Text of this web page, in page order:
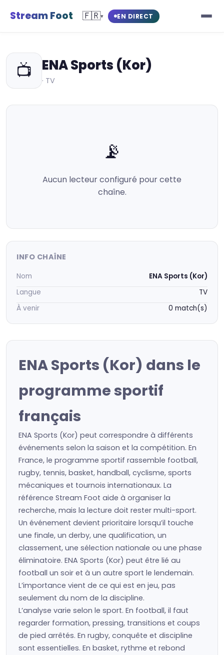
Stream Foot 🇫🇷▾ EN DIRECT
📺 ENA Sports (Kor)
· TV
📡
Aucun lecteur configuré pour cette
chaîne.
INFO CHAÎNE
Nom
ENA Sports (Kor)
Langue
TV
À venir
0 match(s)
ENA Sports (Kor) dans le
programme sportif
français
ENA Sports (Kor) peut correspondre à différents
événements selon la saison et la compétition. En
France, le programme sportif rassemble football,
rugby, tennis, basket, handball, cyclisme, sports
mécaniques et tournois internationaux. La
référence Stream Foot aide à organiser la
recherche, mais la lecture doit rester multi-sport.
Un événement devient prioritaire lorsqu’il touche
une finale, un derby, une qualification, un
classement, une sélection nationale ou une phase
éliminatoire. ENA Sports (Kor) peut être lié au
football un soir et à un autre sport le lendemain.
L’importance vient de ce qui est en jeu, pas
seulement du nom de la discipline.
L’analyse varie selon le sport. En football, il faut
regarder formation, pressing, transitions et coups
de pied arrêtés. En rugby, conquête et discipline
sont essentielles. En basket, rythme et rebond